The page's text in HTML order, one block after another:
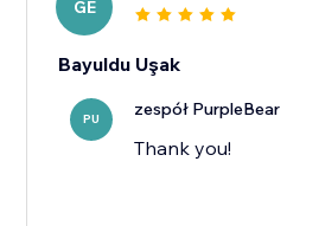
GE
Bayuldu Uşak
PU zespół PurpleBear
Thank you!